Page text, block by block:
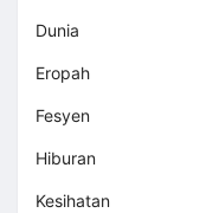
Dunia
Eropah
Fesyen
Hiburan
Kesihatan